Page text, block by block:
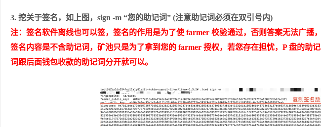
3. 挖关于签名，如上图，sign -m “您的助记词” (注意助记词必须在双引号内)
注：签名软件离线也可以签，签名的作用是为了使 farmer 校验通过，否则答案无法广播，
签名内容是不含助记词，矿池只是为了拿到您的 farmer 授权，若您存在担忧，P 盘的助记
词跟后面钱包收款的助记词分开就可以。